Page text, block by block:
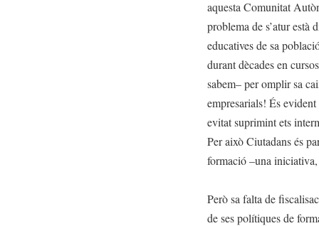
aquesta Comunitat
problema de s’atur està
educatives de sa
durant dècades en
sabem– per omplir sa
empresarials! És evident
evitat suprimint ets
Per això Ciutadans és
formació –una
Però sa falta de
de ses polítiques de